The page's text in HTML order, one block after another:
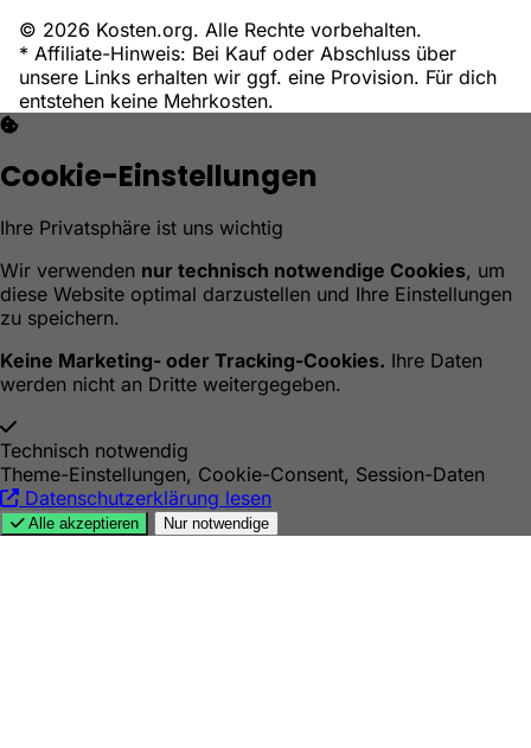
© 2026 Kosten.org. Alle Rechte vorbehalten.
* Affiliate-Hinweis: Bei Kauf oder Abschluss über
unsere Links erhalten wir ggf. eine Provision. Für dich
entstehen keine Mehrkosten.
Cookie-Einstellungen
Ihre Privatsphäre ist uns wichtig
Wir verwenden nur technisch notwendige Cookies, um
diese Website optimal darzustellen und Ihre Einstellungen
zu speichern.
Keine Marketing- oder Tracking-Cookies. Ihre Daten
werden nicht an Dritte weitergegeben.
Technisch notwendig
Theme-Einstellungen, Cookie-Consent, Session-Daten
Datenschutzerklärung lesen
Alle akzeptieren Nur notwendige